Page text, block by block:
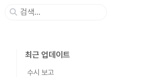
최근 업데이트
수시 보고